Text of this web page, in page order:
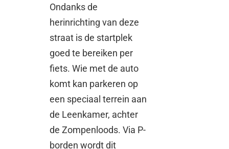
Ondanks de
herinrichting van deze
straat is de startplek
goed te bereiken per
fiets. Wie met de auto
komt kan parkeren op
een speciaal terrein aan
de Leenkamer, achter
de Zompenloods. Via P-
borden wordt dit